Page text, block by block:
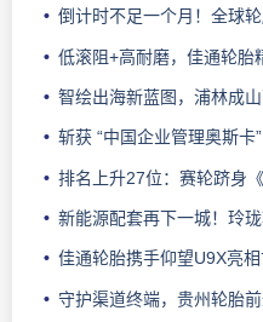
倒计时不足一个月！全球
低滚阻+高耐磨，佳通轮胎
智绘出海新蓝图，浦林成
斩获 “中国企业管理奥斯
排名上升27位：赛轮跻身《
新能源配套再下一城！玲
佳通轮胎携手仰望U9X亮相古
守护渠道终端，贵州轮胎前进